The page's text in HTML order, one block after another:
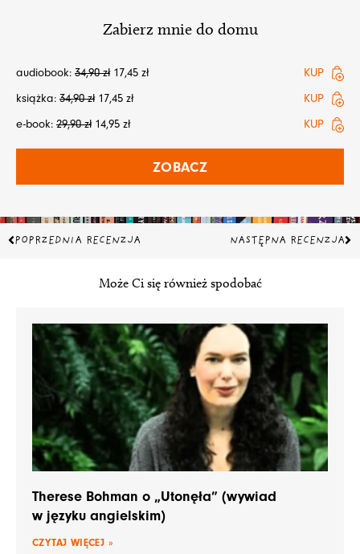
Zabierz mnie do domu
audiobook: 34,90zł 17,45 zł
KUP
książka: 34,90zł 17,45 zł
KUP
e-book: 29,90zł 14,95 zł KUP
ZOBACZ
Prev
POPRZEDNIA RECENZJA NASTĘPNA RECENZJA
Może Ci się również spodobać
Therese Bohman o „Utonęła” (wywiad
w języku angielskim)
CZYTAJ WIĘCEJ »